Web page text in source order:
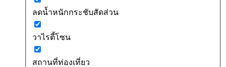
ลดน้ำหนักกระชับสัดส่วน
วาไรตี้โซน
สถานที่ท่องเที่ยว